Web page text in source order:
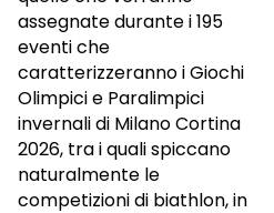
assegnate durante i 195
eventi che
caratterizzeranno i Giochi
Olimpici e Paralimpici
invernali di Milano Cortina
2026, tra i quali spiccano
naturalmente le
competizioni di biathlon, in